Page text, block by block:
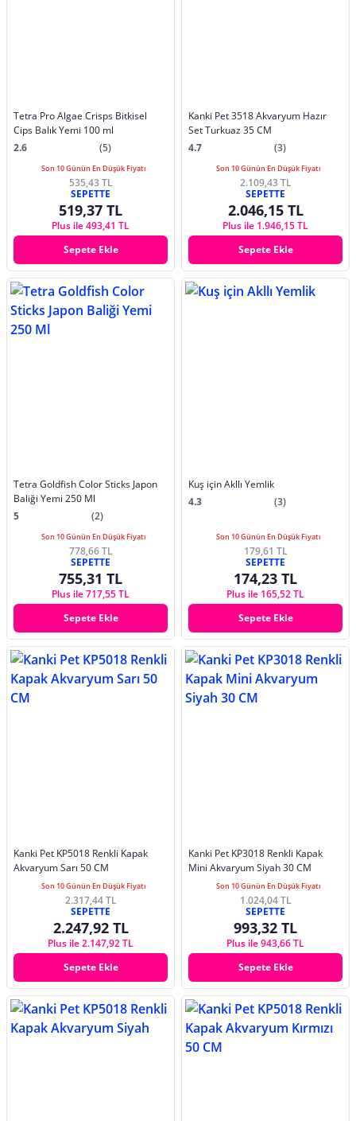
Tetra Pro Algae Crisps Bitkisel
Cips Balık Yemi 100 ml
2.6
(5)
Son 10 Günün En Düşük Fiyatı
535,43 TL
SEPETTE
519,37 TL
Plus ile 493,41 TL
Sepete Ekle
Kanki Pet 3518 Akvaryum Hazır
Set Turkuaz 35 CM
4.7
(3)
Son 10 Günün En Düşük Fiyatı
2.109,43 TL
SEPETTE
2.046,15 TL
Plus ile 1.946,15 TL
Sepete Ekle
Tetra Goldfish Color Sticks Japon
Baliği Yemi 250 Ml
5
(2)
Son 10 Günün En Düşük Fiyatı
778,66 TL
SEPETTE
755,31 TL
Plus ile 717,55 TL
Sepete Ekle
Kuş için Akllı Yemlik
4.3
(3)
Son 10 Günün En Düşük Fiyatı
179,61 TL
SEPETTE
174,23 TL
Plus ile 165,52 TL
Sepete Ekle
Kanki Pet KP5018 Renkli Kapak
Akvaryum Sarı 50 CM
Son 10 Günün En Düşük Fiyatı
2.317,44 TL
SEPETTE
2.247,92 TL
Plus ile 2.147,92 TL
Sepete Ekle
Kanki Pet KP3018 Renkli Kapak
Mini Akvaryum Siyah 30 CM
Son 10 Günün En Düşük Fiyatı
1.024,04 TL
SEPETTE
993,32 TL
Plus ile 943,66 TL
Sepete Ekle